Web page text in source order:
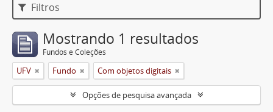
Filtros
Mostrando 1 resultados
Fundos e Coleções
UFV Fundo Com objetos digitais
Opções de pesquisa avançada